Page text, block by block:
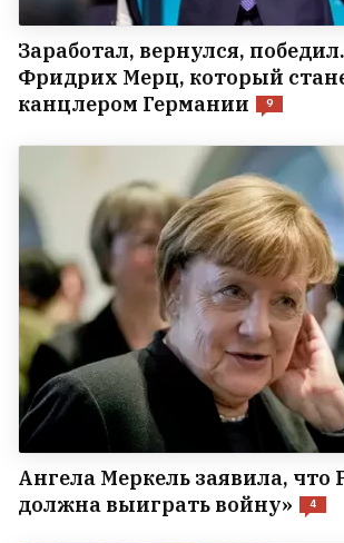
Заработал, вернулся,
Фридрих Мерц, который
канцлером Германии
9
Ангела Меркель заявила, что
должна выиграть войну»
4